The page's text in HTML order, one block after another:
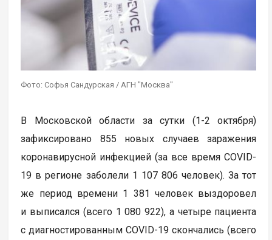
Фото: Софья Сандурская / АГН "Москва"
В Московской области за сутки (1-2 октября)
зафиксировано 855 новых случаев заражения
коронавирусной инфекцией (за все время COVID-
19 в регионе заболели 1 107 806 человек). За тот
же период времени 1 381 человек выздоровел
и выписался (всего 1 080 922), а четыре пациента
с диагностированным COVID-19 скончались (всего